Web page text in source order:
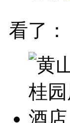
看了：